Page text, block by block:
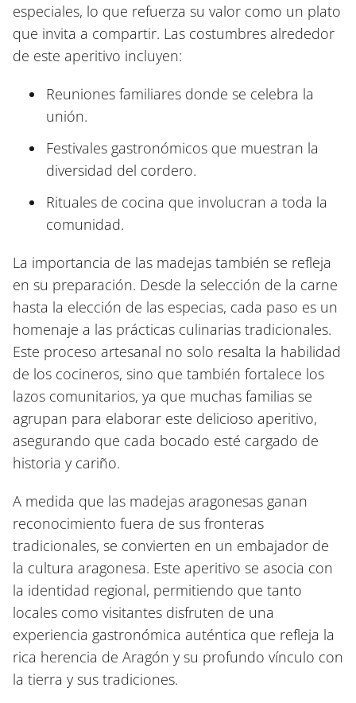
especiales, lo que refuerza su valor como un plato
que invita a compartir. Las costumbres alrededor
de este aperitivo incluyen:
Reuniones familiares donde se celebra la
unión.
Festivales gastronómicos que muestran la
diversidad del cordero.
Rituales de cocina que involucran a toda la
comunidad.
La importancia de las madejas también se refleja
en su preparación. Desde la selección de la carne
hasta la elección de las especias, cada paso es un
homenaje a las prácticas culinarias tradicionales.
Este proceso artesanal no solo resalta la habilidad
de los cocineros, sino que también fortalece los
lazos comunitarios, ya que muchas familias se
agrupan para elaborar este delicioso aperitivo,
asegurando que cada bocado esté cargado de
historia y cariño.
A medida que las madejas aragonesas ganan
reconocimiento fuera de sus fronteras
tradicionales, se convierten en un embajador de
la cultura aragonesa. Este aperitivo se asocia con
la identidad regional, permitiendo que tanto
locales como visitantes disfruten de una
experiencia gastronómica auténtica que refleja la
rica herencia de Aragón y su profundo vínculo con
la tierra y sus tradiciones.